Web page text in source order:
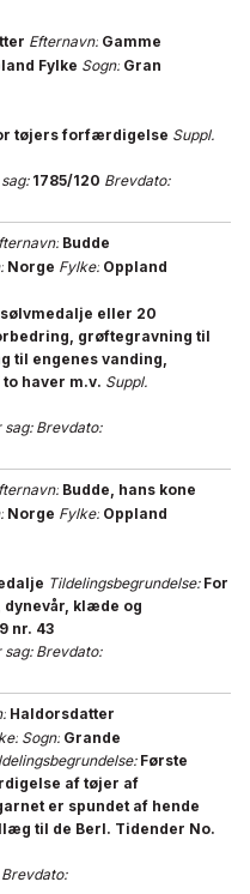
Efternavn: Gamme
Fylke Sogn: Gran
tøjers forfærdigelse Suppl.
1785/120 Brevdato:
Budde
Norge Fylke: Oppland
sølvmedalje eller 20
grøftegravning til
til engenes vanding,
haver m.v. Suppl.
sag: Brevdato:
Budde, hans kone
Norge Fylke: Oppland
Tildelingsbegrundelse: For
klæde og
nr. 43
sag: Brevdato:
Haldorsdatter
Sogn: Grande
Første
af tøjer af
er spundet af hende
til de Berl. Tidender No.
Brevdato: